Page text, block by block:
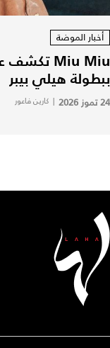
أخبار الموضة
ببطولة هيلي بيبر
24 تموز 2026 | كارين فاعور